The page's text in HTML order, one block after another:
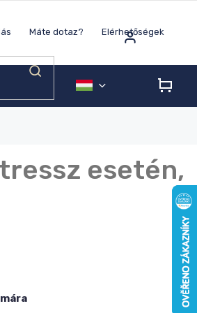
Máte dotaz? Elérhetőségek
esetén,